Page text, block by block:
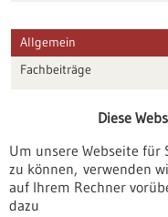
Allgemein
Fachbeiträge
Veranstaltungen
Erscheinungsdatum
Diese
Um unsere Webseite
zu können, verwenden
auf Ihrem Rechner
dazu